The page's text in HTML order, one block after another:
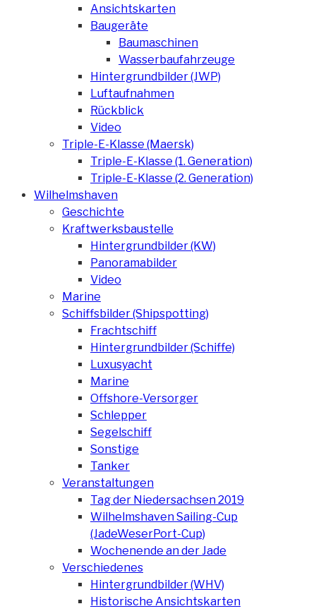
Ansichtskarten
Baugeräte
Baumaschinen
Wasserbaufahrzeuge
Hintergrundbilder (JWP)
Luftaufnahmen
Rückblick
Video
Triple-E-Klasse (Maersk)
Triple-E-Klasse (1. Generation)
Triple-E-Klasse (2. Generation)
Wilhelmshaven
Geschichte
Kraftwerksbaustelle
Hintergrundbilder (KW)
Panoramabilder
Video
Marine
Schiffsbilder (Shipspotting)
Frachtschiff
Hintergrundbilder (Schiffe)
Luxusyacht
Marine
Offshore-Versorger
Schlepper
Segelschiff
Sonstige
Tanker
Veranstaltungen
Tag der Niedersachsen 2019
Wilhelmshaven Sailing-Cup
(JadeWeserPort-Cup)
Wochenende an der Jade
Verschiedenes
Hintergrundbilder (WHV)
Historische Ansichtskarten